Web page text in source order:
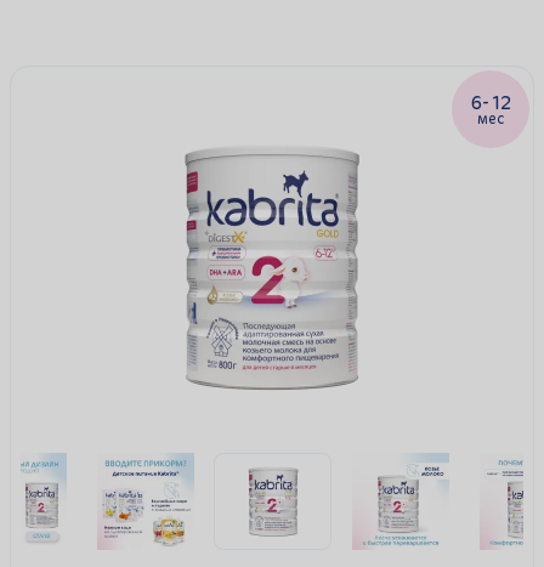
6-12
мес